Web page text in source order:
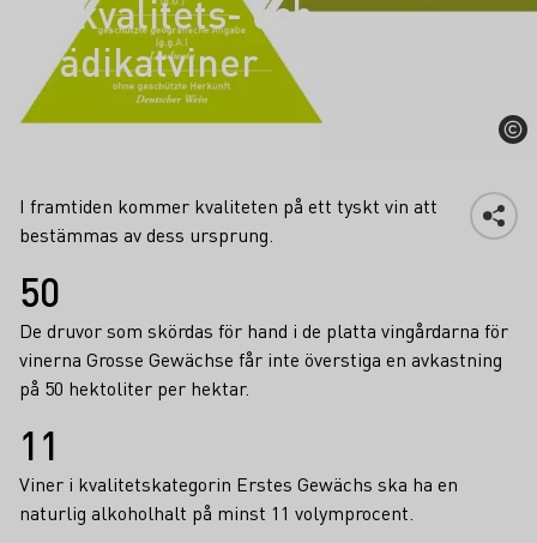
för kvalitets- och
Prädikatviner
I framtiden kommer kvaliteten på ett tyskt vin att
bestämmas av dess ursprung.
Fakta
50
De druvor som skördas för hand i de platta vingårdarna för
vinerna Grosse Gewächse får inte överstiga en avkastning
på 50 hektoliter per hektar.
11
Viner i kvalitetskategorin Erstes Gewächs ska ha en
naturlig alkoholhalt på minst 11 volymprocent.